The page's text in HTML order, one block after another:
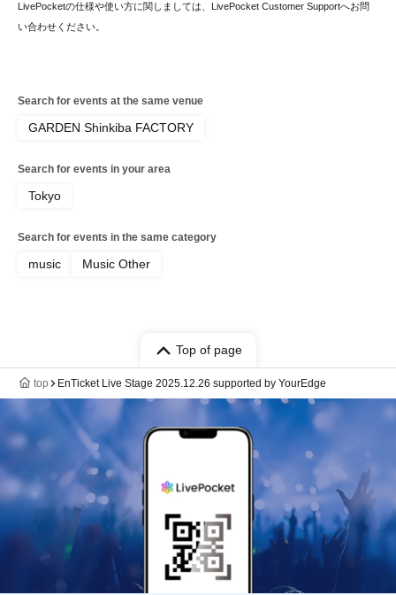
LivePocketの仕様や使い方に関しましては、
LivePocket Customer Supportへお問
い合わせください。
Search for events at the same venue
GARDEN Shinkiba FACTORY
Search for events in your area
Tokyo
Search for events in the same category
music Music Other
Top of page
top EnTicket Live Stage 2025.12.26 supported by YourEdge